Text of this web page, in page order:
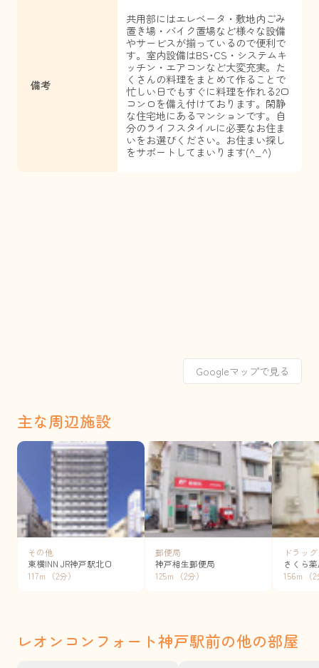
備考
共用部にはエレベータ・敷地内ごみ
置き場・バイク置場など様々な設備
やサービスが揃っているので便利で
す。室内設備はBS･CS・システムキ
ッチン・エアコンなど大変充実。た
くさんの料理をまとめて作ることで
忙しい日でもすぐに料理を作れる2口
コンロを備え付けております。閑静
な住宅地にあるマンションです。自
分のライフスタイルに必要なお住ま
いをお選びください。お住まい探し
をサポートしてまいります(^_^)
Googleマップで見る
主な周辺施設
その他
東横INN JR神戸駅北口
117ｍ（2分）
郵便局
神戸相生郵便局
125ｍ（2分）
ドラッ
さくら
156ｍ（
レオンコンフォート神戸駅前の他の部屋